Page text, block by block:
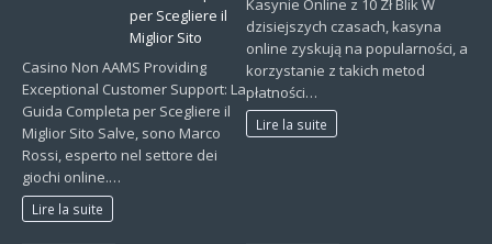
per Scegliere il
Miglior Sito
Casino Non AAMS Providing
Exceptional Customer Support: La
Guida Completa per Scegliere il
Miglior Sito Salve, sono Marco
Rossi, esperto nel settore dei
giochi online.…
Lire la suite
Kasynie Online z 10 Zł Blik W
dzisiejszych czasach, kasyna
online zyskują na popularności, a
korzystanie z takich metod
płatności…
Lire la suite